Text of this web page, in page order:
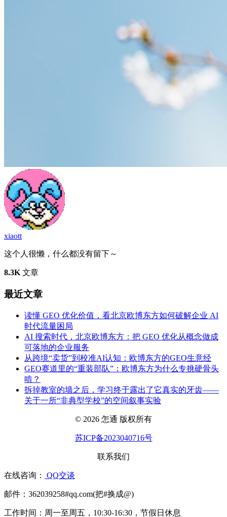
xiaott
这个人很懒，什么都没有留下～
8.3K 文章
最近文章
读懂 GEO 优化价值，看北京欧博东方如何破解企业 AI
时代流量困局
AI 搜索时代，北京欧博东方：把 GEO 优化从概念做成
可落地的企业服务
从跨境“卖货”到校准AI认知：欧博东方的GEO生意经
GEO赛道里的“重装部队”：欧博东方为什么专挑硬骨头
啃？
拆掉教室的墙之后，学习终于露出了它真实的牙齿——
关于一所“非典型学校”的空间叙事实验
© 2026 怎通 版权所有
苏ICP备2023040716号
联系我们
在线咨询： QQ交谈
邮件：362039258#qq.com(把#换成@)
工作时间：周一至周五，10:30-16:30，节假日休息